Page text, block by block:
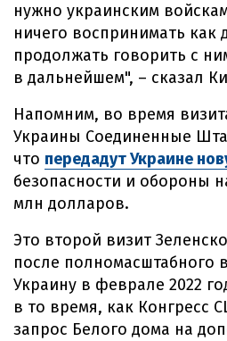
нужно украинским
ничего воспринимать
продолжать говорить с
в дальнейшем", – сказал
Напомним, во время
Украины Соединенные
что передадут Украине
безопасности и обороны
млн долларов.
Это второй визит
после полномасштабного
Украину в феврале 2022
в то время, как Конгресс
запрос Белого дома на